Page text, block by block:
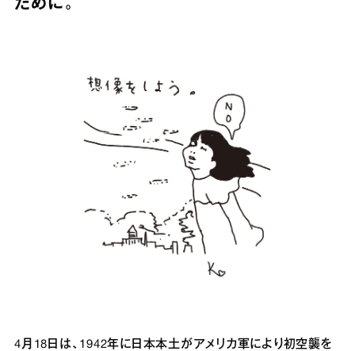
ために。
4月18日は、1942年に日本本土がアメリカ軍により初空襲を